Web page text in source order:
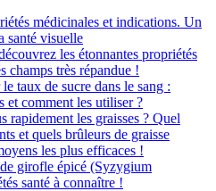
médicinales et indications. Un
santé visuelle
les étonnantes propriétés
champs très répandue !
taux de sucre dans le sang :
et comment les utiliser ?
rapidement les graisses ? Quel
et quels brûleurs de graisse
les plus efficaces !
girofle épicé (Syzygium
santé à connaître !